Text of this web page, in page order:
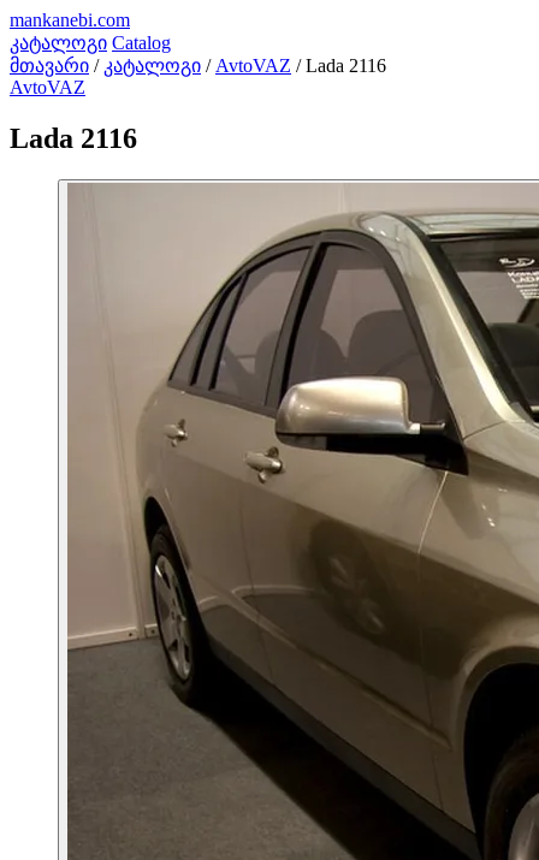
mankanebi.com
კატალოგი Catalog
მთავარი / კატალოგი / AvtoVAZ / Lada 2116
AvtoVAZ
Lada 2116